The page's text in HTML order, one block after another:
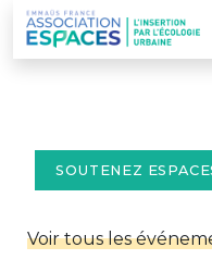
Skip
to
content
SOUTENEZ
Voir tous les